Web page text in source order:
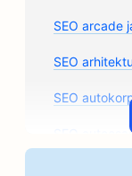
SEO arcade
SEO
SEO
SEO